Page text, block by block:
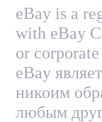
eBay is a
with eBay
or
eBay
никоим
любым